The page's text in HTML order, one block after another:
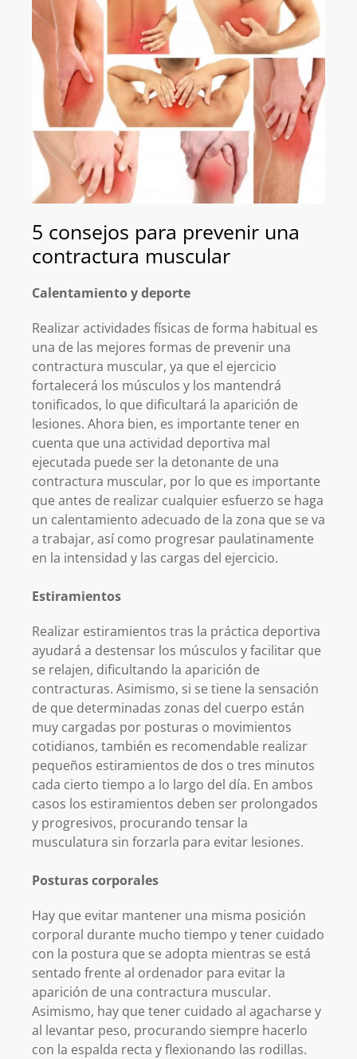
5 consejos para prevenir una
contractura muscular
Calentamiento y deporte
Realizar actividades físicas de forma habitual es
una de las mejores formas de prevenir una
contractura muscular, ya que el ejercicio
fortalecerá los músculos y los mantendrá
tonificados, lo que dificultará la aparición de
lesiones. Ahora bien, es importante tener en
cuenta que una actividad deportiva mal
ejecutada puede ser la detonante de una
contractura muscular, por lo que es importante
que antes de realizar cualquier esfuerzo se haga
un calentamiento adecuado de la zona que se va
a trabajar, así como progresar paulatinamente
en la intensidad y las cargas del ejercicio.
Estiramientos
Realizar estiramientos tras la práctica deportiva
ayudará a destensar los músculos y facilitar que
se relajen, dificultando la aparición de
contracturas. Asimismo, si se tiene la sensación
de que determinadas zonas del cuerpo están
muy cargadas por posturas o movimientos
cotidianos, también es recomendable realizar
pequeños estiramientos de dos o tres minutos
cada cierto tiempo a lo largo del día. En ambos
casos los estiramientos deben ser prolongados
y progresivos, procurando tensar la
musculatura sin forzarla para evitar lesiones.
Posturas corporales
Hay que evitar mantener una misma posición
corporal durante mucho tiempo y tener cuidado
con la postura que se adopta mientras se está
sentado frente al ordenador para evitar la
aparición de una contractura muscular.
Asimismo, hay que tener cuidado al agacharse y
al levantar peso, procurando siempre hacerlo
con la espalda recta y flexionando las rodillas.